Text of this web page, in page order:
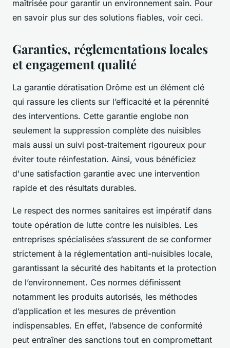
maîtrisée pour garantir un environnement sain. Pour
en savoir plus sur des solutions fiables, voir ceci.
Garanties, réglementations locales
et engagement qualité
La garantie dératisation Drôme est un élément clé
qui rassure les clients sur l’efficacité et la pérennité
des interventions. Cette garantie englobe non
seulement la suppression complète des nuisibles
mais aussi un suivi post-traitement rigoureux pour
éviter toute réinfestation. Ainsi, vous bénéficiez
d'une satisfaction garantie avec une intervention
rapide et des résultats durables.
Le respect des normes sanitaires est impératif dans
toute opération de lutte contre les nuisibles. Les
entreprises spécialisées s’assurent de se conformer
strictement à la réglementation anti-nuisibles locale,
garantissant la sécurité des habitants et la protection
de l’environnement. Ces normes définissent
notamment les produits autorisés, les méthodes
d’application et les mesures de prévention
indispensables. En effet, l’absence de conformité
peut entraîner des sanctions tout en compromettant